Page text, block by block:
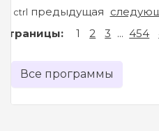
ctrl предыдущая
Страницы: 1 2 3 ... 454
Все программы